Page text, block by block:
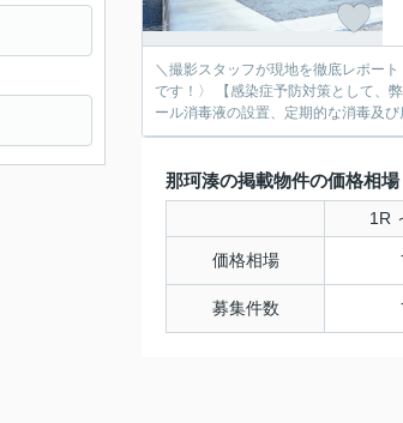
＼撮影スタッフが現地を徹底レポー
です！〉 【感染症予防対策として、
ール消毒液の設置、定期的な消毒及
那珂湊の掲載物件の価格相場
1R
価格相場
募集件数